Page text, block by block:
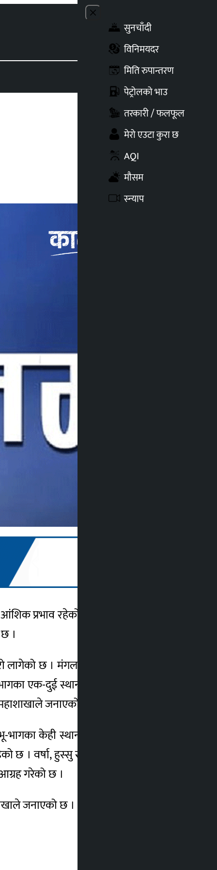
Close menu
सुनचाँदी
विनिमयदर
मिति रुपान्तरण
पेट्रोलको भाउ
तरकारी / फलफूल
मेरो एउटा कुरा छ
AQI
मौसम
स्न्याप
प्रभाव रहेको जनाएको छ । महाशाखाका
।
छ । मंगलबार दिउँसो देशका पहाडी भू-
एक-दुई स्थानमा हल्का वर्षाको सम्भावना
जनाएको छ ।
केही स्थानमा हल्का वर्षाको सम्भावना
छ । वर्षा, हुस्सु र हिमपातकाकारण मुलुकका
गरेको छ ।
जनाएको छ ।